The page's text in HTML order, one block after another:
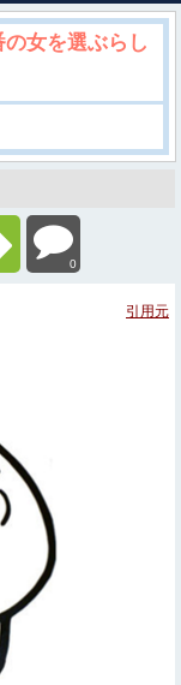
の女を選ぶらし
0
引用元